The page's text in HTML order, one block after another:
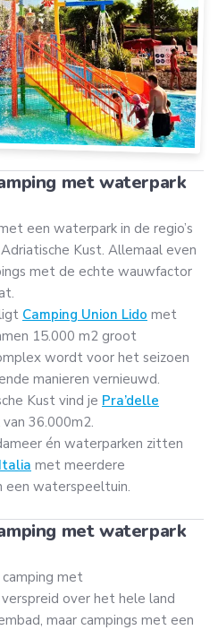
met waterpark
een waterpark in de regio’s
Kust. Allemaal even
met de echte wauwfactor
Camping Union Lido met
15.000 m2 groot
wordt voor het seizoen
manieren vernieuwd.
Kust vind je Pra’delle
36.000m2.
én waterparken zitten
met meerdere
een waterspeeltuin.
met waterpark
met
over het hele land
maar campings met een